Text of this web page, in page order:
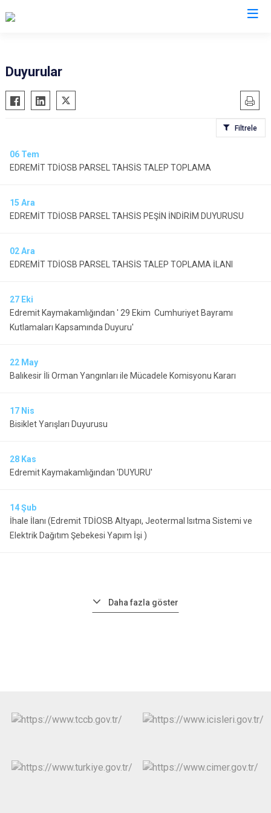
Ayvalık
Balya
Bigadiç
Burhaniye
Edremit
Gömeç
Gönen
Marmara
Altıeylül
Duyurular
Filtrele
06 Tem
EDREMİT TDİOSB PARSEL TAHSİS TALEP TOPLAMA
15 Ara
EDREMİT TDİOSB PARSEL TAHSİS PEŞİN İNDİRİM DUYURUSU
02Ara
EDREMİT TDİOSB PARSEL TAHSİS TALEP TOPLAMA İLANI
27 Eki
Edremit Kaymakamlığından ' 29 Ekim Cumhuriyet Bayramı
Kutlamaları Kapsamında Duyuru'
22 May
Balıkesir İli Orman Yangınları ile Mücadele Komisyonu Kararı
17 Nis
Bisiklet Yarışları Duyurusu
28 Kas
Edremit Kaymakamlığından 'DUYURU'
14Şub
İhale İlanı (Edremit TDİOSB Altyapı, Jeotermal Isıtma Sistemi ve
Elektrik Dağıtım Şebekesi Yapım İşi )
Daha fazla göster